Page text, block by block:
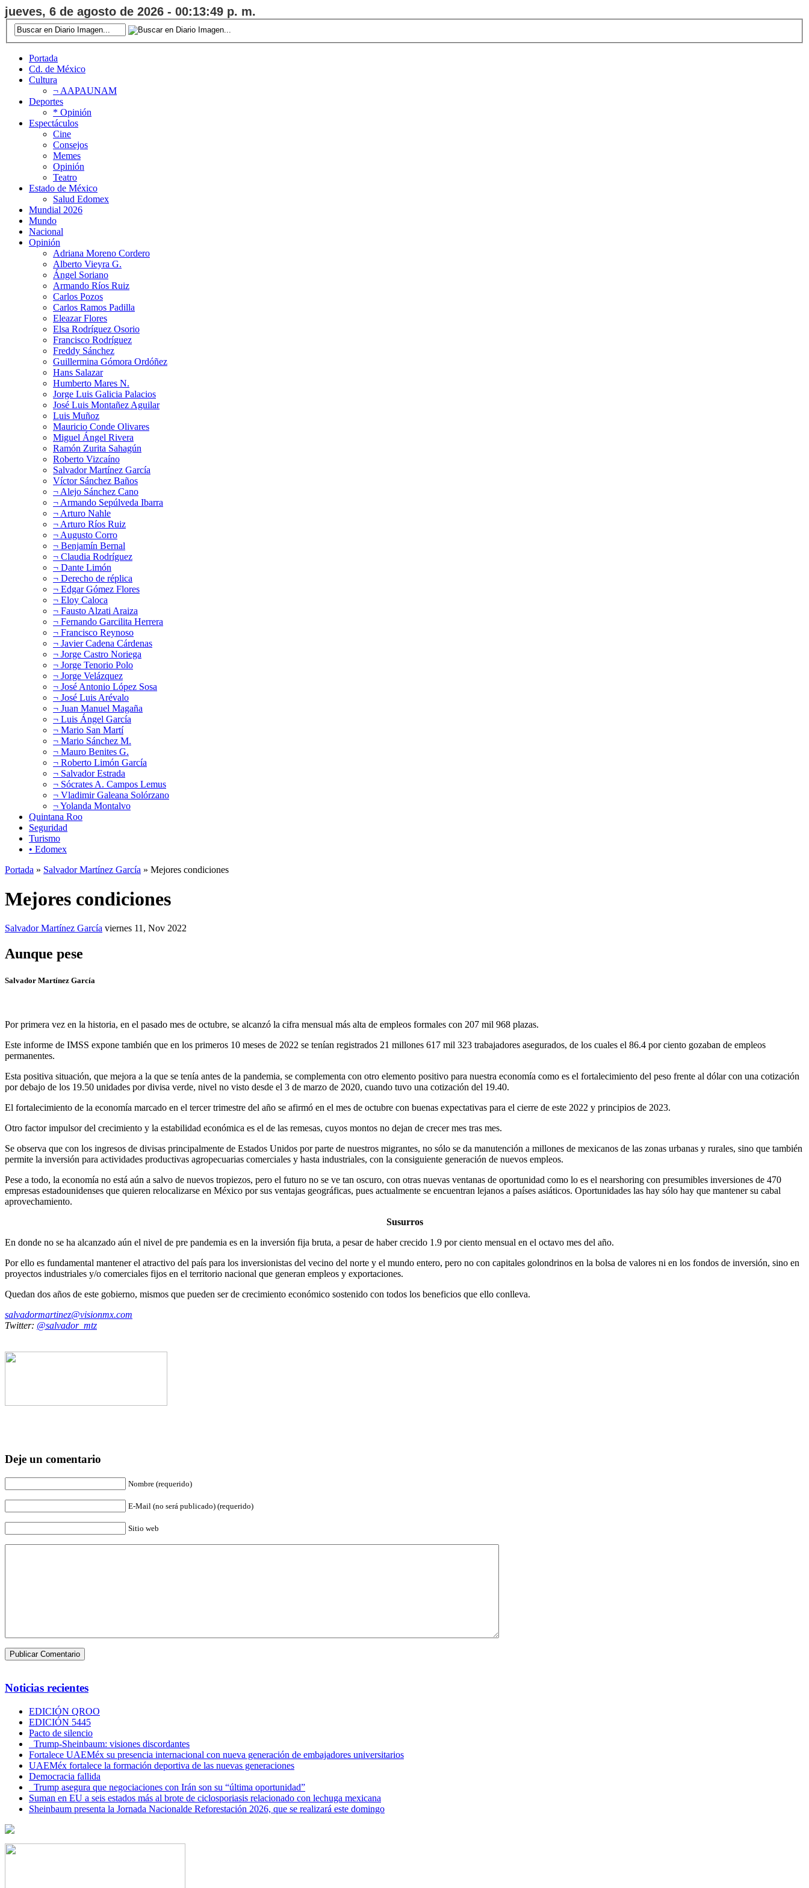
jueves, 6 de agosto de 2026 - 00:13:50 p. m.
Portada
Cd. de México
Cultura
¬ AAPAUNAM
Deportes
* Opinión
Espectáculos
Cine
Consejos
Memes
Opinión
Teatro
Estado de México
Salud Edomex
Mundial 2026
Mundo
Nacional
Opinión
Adriana Moreno Cordero
Alberto Vieyra G.
Ángel Soriano
Armando Ríos Ruiz
Carlos Pozos
Carlos Ramos Padilla
Eleazar Flores
Elsa Rodríguez Osorio
Francisco Rodríguez
Freddy Sánchez
Guillermina Gómora Ordóñez
Hans Salazar
Humberto Mares N.
Jorge Luis Galicia Palacios
José Luis Montañez Aguilar
Luis Muñoz
Mauricio Conde Olivares
Miguel Ángel Rivera
Ramón Zurita Sahagún
Roberto Vizcaíno
Salvador Martínez García
Víctor Sánchez Baños
¬ Alejo Sánchez Cano
¬ Armando Sepúlveda Ibarra
¬ Arturo Nahle
¬ Arturo Ríos Ruiz
¬ Augusto Corro
¬ Benjamín Bernal
¬ Claudia Rodríguez
¬ Dante Limón
¬ Derecho de réplica
¬ Edgar Gómez Flores
¬ Eloy Caloca
¬ Fausto Alzati Araiza
¬ Fernando Garcilita Herrera
¬ Francisco Reynoso
¬ Javier Cadena Cárdenas
¬ Jorge Castro Noriega
¬ Jorge Tenorio Polo
¬ Jorge Velázquez
¬ José Antonio López Sosa
¬ José Luis Arévalo
¬ Juan Manuel Magaña
¬ Luis Ángel García
¬ Mario San Martí
¬ Mario Sánchez M.
¬ Mauro Benites G.
¬ Roberto Limón García
¬ Salvador Estrada
¬ Sócrates A. Campos Lemus
¬ Vladimir Galeana Solórzano
¬ Yolanda Montalvo
Quintana Roo
Seguridad
Turismo
• Edomex
Portada » Salvador Martínez García » Mejores condiciones
Mejores condiciones
Salvador Martínez García viernes 11, Nov 2022
Aunque pese
Salvador Martínez García
Por primera vez en la historia, en el pasado mes de octubre, se alcanzó la cifra mensual más alta de empleos formales con 207 mil 968 plazas.
Este informe de IMSS expone también que en los primeros 10 meses de 2022 se tenían registrados 21 millones 617 mil 323 trabajadores asegurados, de los cuales el 86.4 por ciento gozaban de empleos
permanentes.
Esta positiva situación, que mejora a la que se tenía antes de la pandemia, se complementa con otro elemento positivo para nuestra economía como es el fortalecimiento del peso frente al dólar con una cotización
por debajo de los 19.50 unidades por divisa verde, nivel no visto desde el 3 de marzo de 2020, cuando tuvo una cotización del 19.40.
El fortalecimiento de la economía marcado en el tercer trimestre del año se afirmó en el mes de octubre con buenas expectativas para el cierre de este 2022 y principios de 2023.
Otro factor impulsor del crecimiento y la estabilidad económica es el de las remesas, cuyos montos no dejan de crecer mes tras mes.
Se observa que con los ingresos de divisas principalmente de Estados Unidos por parte de nuestros migrantes, no sólo se da manutención a millones de mexicanos de las zonas urbanas y rurales, sino que también
permite la inversión para actividades productivas agropecuarias comerciales y hasta industriales, con la consiguiente generación de nuevos empleos.
Pese a todo, la economía no está aún a salvo de nuevos tropiezos, pero el futuro no se ve tan oscuro, con otras nuevas ventanas de oportunidad como lo es el nearshoring con presumibles inversiones de 470
empresas estadounidenses que quieren relocalizarse en México por sus ventajas geográficas, pues actualmente se encuentran lejanos a países asiáticos. Oportunidades las hay sólo hay que mantener su cabal
aprovechamiento.
Susurros
En donde no se ha alcanzado aún el nivel de pre pandemia es en la inversión fija bruta, a pesar de haber crecido 1.9 por ciento mensual en el octavo mes del año.
Por ello es fundamental mantener el atractivo del país para los inversionistas del vecino del norte y el mundo entero, pero no con capitales golondrinos en la bolsa de valores ni en los fondos de inversión, sino en
proyectos industriales y/o comerciales fijos en el territorio nacional que generan empleos y exportaciones.
Quedan dos años de este gobierno, mismos que pueden ser de crecimiento económico sostenido con todos los beneficios que ello conlleva.
salvadormartinez@visionmx.com
Twitter: @salvador_mtz
Deje un comentario
Nombre (requerido)
E-Mail (no será publicado) (requerido)
Sitio web
Noticias recientes
EDICIÓN QROO
EDICIÓN 5445
Pacto de silencio
Trump-Sheinbaum: visiones discordantes
Fortalece UAEMéx su presencia internacional con nueva generación de embajadores universitarios
UAEMéx fortalece la formación deportiva de las nuevas generaciones
Democracia fallida
Trump asegura que negociaciones con Irán son su “última oportunidad”
Suman en EU a seis estados más al brote de ciclosporiasis relacionado con lechuga mexicana
Sheinbaum presenta la Jornada Nacionalde Reforestación 2026, que se realizará este domingo